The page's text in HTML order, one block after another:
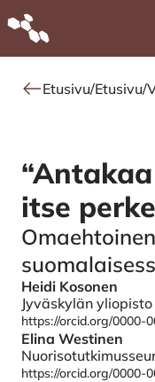
Alkuun
Etusivu/Etusivu/
itse
Authors
Heidi Kosonen
Jyväskylän yliopisto
https://orcid.org/0000-
Elina Westinen
https://orcid.org/0000-